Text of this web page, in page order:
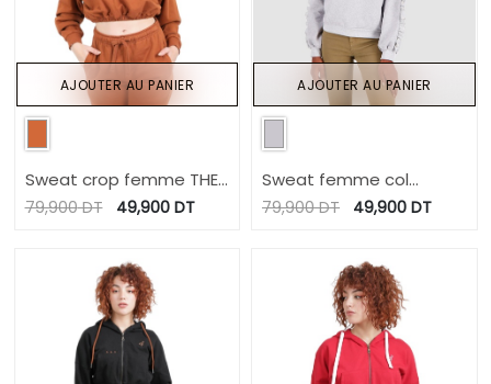
Sweat crop femme THE
CAMEL
79,900DT 49,900DT
AJOUTER AU PANIER
Sweat femme col
cheminée avec volant
79,900DT 49,900 DT
AJOUTER AU PANIER